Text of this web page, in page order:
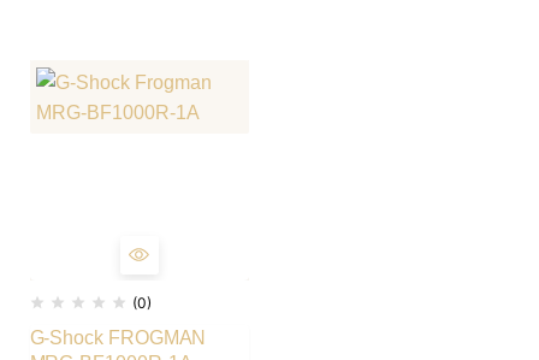
(0)
G-Shock FROGMAN